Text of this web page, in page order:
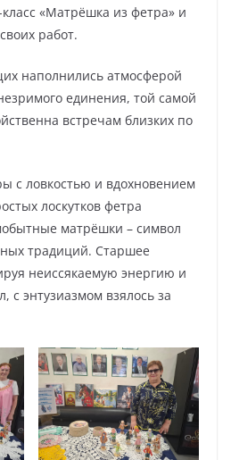
«Матрёшка из фетра» и
работ.
наполнились атмосферой
единения, той самой
встречам близких по
с ловкостью и вдохновением
лоскутков фетра
матрёшки – символ
традиций. Старшее
неиссякаемую энергию и
с энтузиазмом взялось за